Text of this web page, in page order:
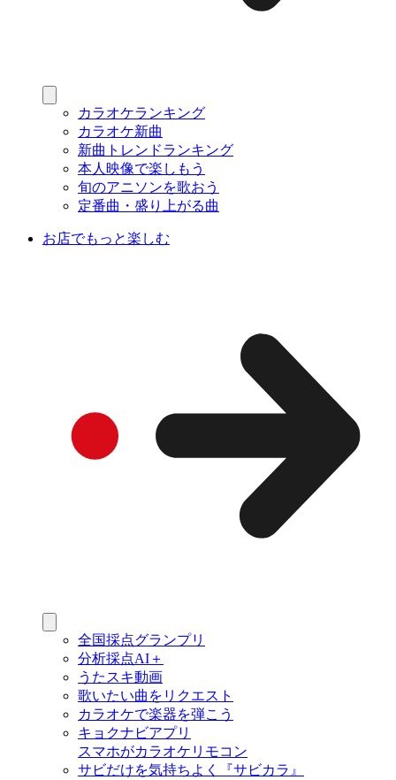
カラオケランキング
カラオケ新曲
新曲トレンドランキング
本人映像で楽しもう
旬のアニソンを歌おう
定番曲・盛り上がる曲
お店でもっと楽しむ
全国採点グランプリ
分析採点AI＋
うたスキ動画
歌いたい曲をリクエスト
カラオケで楽器を弾こう
キョクナビアプリ
スマホがカラオケリモコン
サビだけを気持ちよく『サビカラ』